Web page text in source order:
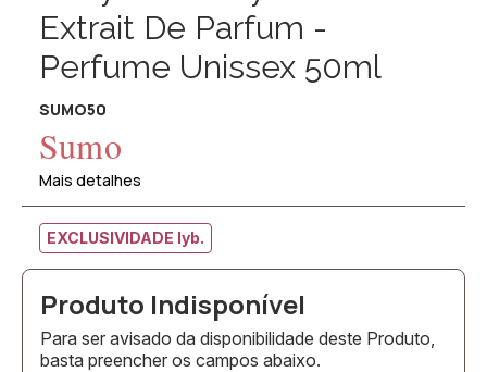
Extrait De Parfum -
Perfume Unissex 50ml
SUMO50
Sumo
Mais detalhes
EXCLUSIVIDADE lyb.
Para ser avisado da disponibilidade deste Produto,
basta preencher os campos abaixo.